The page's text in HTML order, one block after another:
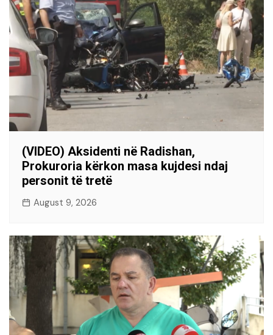
(VIDEO) Aksidenti në Radishan,
Prokuroria kërkon masa kujdesi ndaj
personit të tretë
August 9, 2026